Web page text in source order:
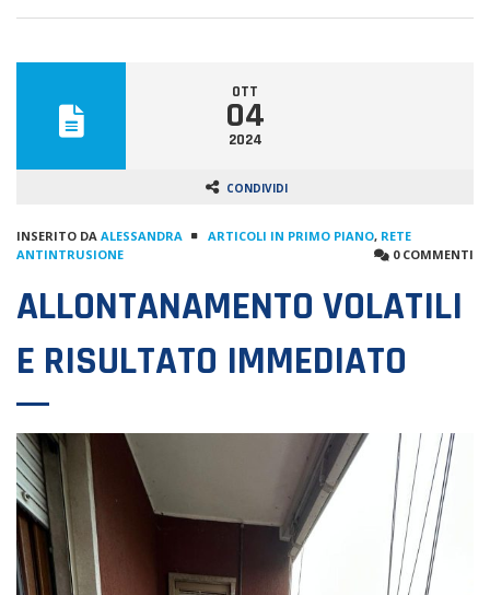
OTT
04
2024
CONDIVIDI
INSERITO DA ALESSANDRA ARTICOLI IN PRIMO PIANO, RETE
ANTINTRUSIONE
0 COMMENTI
ALLONTANAMENTO VOLATILI
E RISULTATO IMMEDIATO